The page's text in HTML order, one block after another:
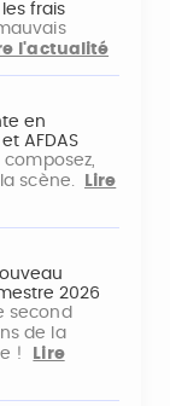
frais
l'actualité
en
AFDAS
composez,
scène.
Lire
2026
second
de la
!
Lire